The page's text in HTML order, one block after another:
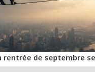
rentrée de septembre